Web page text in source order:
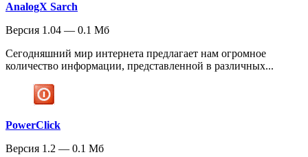
AnalogX Sarch
Версия 1.04 — 0.1 Мб
Сегодняшний мир интернета предлагает нам огромное
количество информации, представленной в различных...
PowerClick
Версия 1.2 — 0.1 Мб